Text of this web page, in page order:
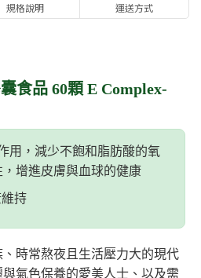
規格說明 運送方式
食品 60顆 E Complex-
用，減少不飽和脂肪酸的氧
增進皮膚與血球的健康
持
時常熬夜且生活壓力大的現代
與氣色保養的愛美人士、以及需